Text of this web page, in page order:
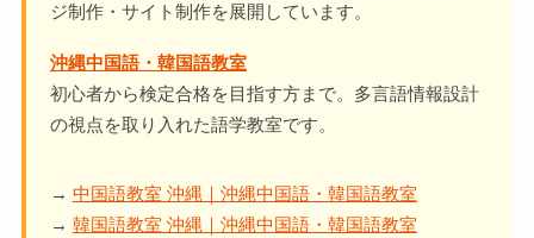
ジ制作・サイト制作を展開しています。
沖縄中国語・韓国語教室
初心者から検定合格を目指す方まで。多言語情報設計
の視点を取り入れた語学教室です。
→ 中国語教室 沖縄｜沖縄中国語・韓国語教室
→ 韓国語教室 沖縄｜沖縄中国語・韓国語教室